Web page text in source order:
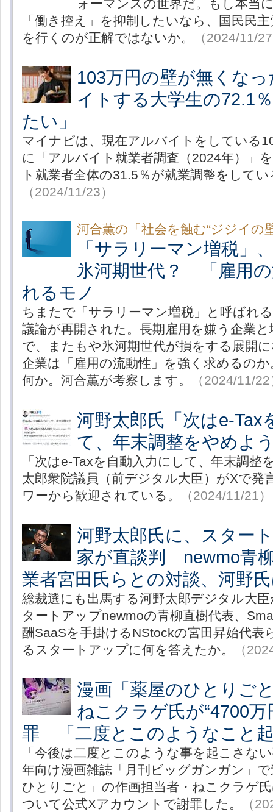
ォーマンスの世界だ。もし本当
「働き控え」を抑制したいなら、国民民
を行くのが正解ではないか。
（2024/11/
103万円の壁が無くな
イトする大学生の72.1
たい」
マイナビは、現在アルバイトをしている
に「アルバイト就業者調査（2024年）」
ト就業者全体の31.5％が就業調整をして
（2024/11/23）
河合薫の「社会を蝕む“ジジイの
「サラリーマン増税」
氷河期世代？ 「雇用
れるモノ
ちまたで「サラリーマン増税」と呼ばれ
議論が再開された。長期雇用を嫌う企業
で、またもや氷河期世代が損をする展開
企業は「雇用の流動性」を強く求めるの
何か。河合薫が考察します。
（2024/11/
河野太郎氏「次はe-Tax
て、年末調整をやめよ
「次はe-Taxを自動入力にして、年末調整
太郎衆院議員（前デジタル大臣）がXで発
ワーから歓迎されている。
（2024/11/21）
河野太郎氏に、スター
家が直談判 newmo青
業者宮田氏らとの対談、河野
総裁選にも出馬する河野太郎デジタル大
タートアップnewmoの青柳直樹代表、
酬SaaSを手掛けるNStockの宮田昇始代表
るスタートアップに何を答えたか。
（
漫画「薬屋のひとりご
ねこクラゲ氏が“4700万
罪 「二度とこのようなこと
「今後は二度とこのような事を起こさな
年向け漫画雑誌「月刊ビッグガンガン」
ひとりごと」の作画担当者・ねこクラゲ
ついて公式Xアカウントで謝罪した。
（